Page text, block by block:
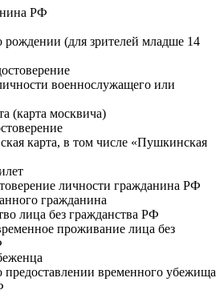
РФ
рождении (для зрителей младше 14
военнослужащего или
(карта москвича)
карта, в том числе «Пушкинская
личности гражданина РФ
гражданина
лица без гражданства РФ
проживание лица без
предоставлении временного убежища